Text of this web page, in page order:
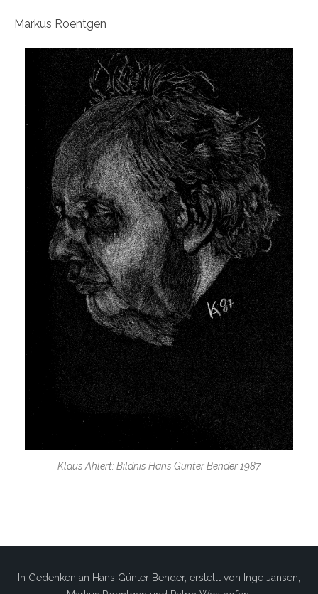
Markus Roentgen
Klaus Ahlert: Bildnis Hans Günter Bender 1987
In Gedenken an Hans Günter Bender, erstellt von Inge Jansen,